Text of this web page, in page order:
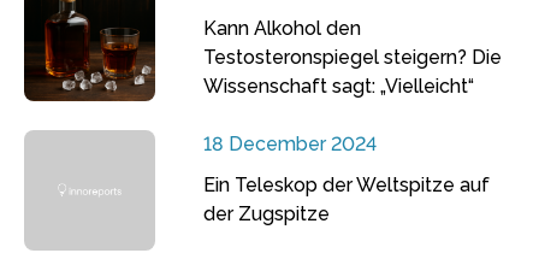
Kann Alkohol den
Testosteronspiegel steigern? Die
Wissenschaft sagt: „Vielleicht“
18 December 2024
Ein Teleskop der Weltspitze auf
der Zugspitze